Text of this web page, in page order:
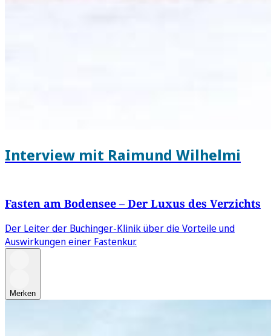
Interview mit Raimund Wilhelmi
Fasten am Bodensee – Der Luxus des Verzichts
Der Leiter der Buchinger-Klinik über die Vorteile und
Auswirkungen einer Fastenkur.
Merken